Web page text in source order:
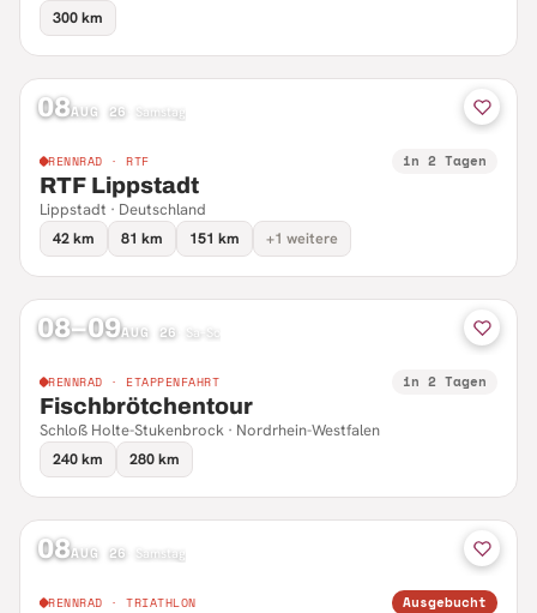
300 km
08AUG 26 Samstag
RENNRAD · RTF in 2 Tagen
RTF Lippstadt
Lippstadt · Deutschland
42 km
81 km 151 km +1 weitere
08–09AUG 26 Sa–So
RENNRAD · ETAPPENFAHRT in 2 Tagen
Fischbrötchentour
Schloß Holte-Stukenbrock · Nordrhein-Westfalen
240 km
280 km
08AUG 26 Samstag
RENNRAD · TRIATHLON Ausgebucht